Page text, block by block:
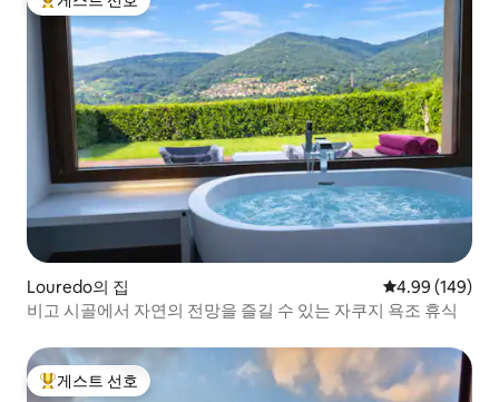
상위 게스트 선호
Louredo의 집 평점 4.99점(5
4.99 (149)
비고 시골에서 자연의 전망을 즐길 수 있는 자쿠지 욕조 휴식
상위 게스트 선호
게스트 선호